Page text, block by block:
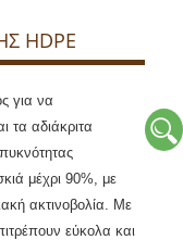
HDPE
για να
τα αδιάκριτα
μέχρι 90%, με
ακτινοβολία. Με
εύκολα και